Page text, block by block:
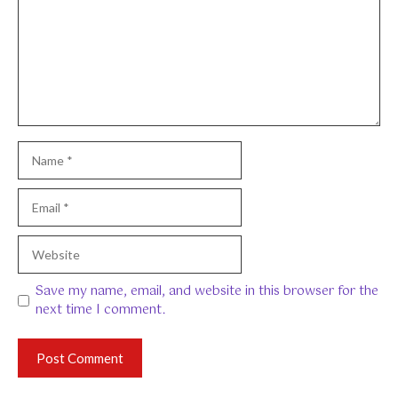
Name
Email
Website
Save my name, email, and website in this browser for the
next time I comment.